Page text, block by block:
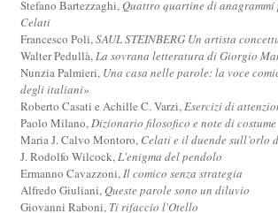
Stefano Bartezzaghi,Quattro quartine di
Celati
Francesco Poli,SAUL STEINBERG Un artista
Walter Pedullà,La sovrana letteratura di Giorgio
Nunzia Palmieri, Una casa nelle parole: la voce
degli italiani»
Roberto Casati e Achille C. Varzi,Esercizi di
Paolo Milano,Dizionario filosofico e note di costume
Maria J. Calvo Montoro, Celati e il duende sull’orlo
J. Rodolfo Wilcock,L'enigma del pendolo
Ermanno Cavazzoni,Il comico senza strategia
Alfredo Giuliani,Queste parole sono un diluvio
Giovanni Raboni, Ti rifaccio l'Otello